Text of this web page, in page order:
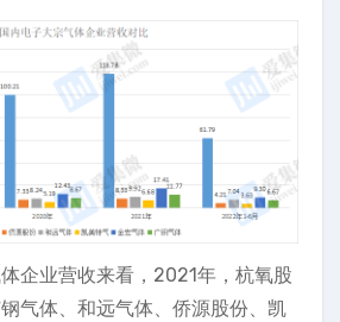
企业营收来看，2021年，杭氧股
气体、和远气体、侨源股份、凯